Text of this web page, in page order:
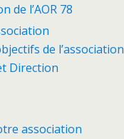
de l’AOR 78
de l’association
Direction
association